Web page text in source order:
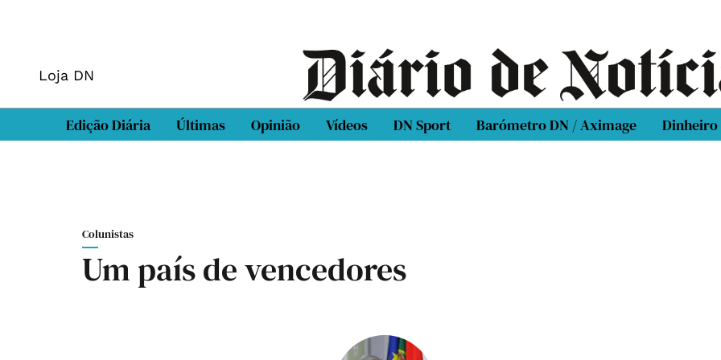
Loja DN
Edição Diária Últimas Opinião Vídeos DN Sport Barómetro DN / Aximage Dinheiro
Colunistas
Um país de vencedores